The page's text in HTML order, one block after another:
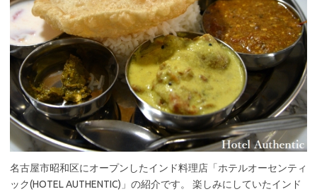
名古屋市昭和区にオープンしたインド料理店「ホテルオーセンティ
ック(HOTEL AUTHENTIC)」の紹介です。 楽しみにしていたインド